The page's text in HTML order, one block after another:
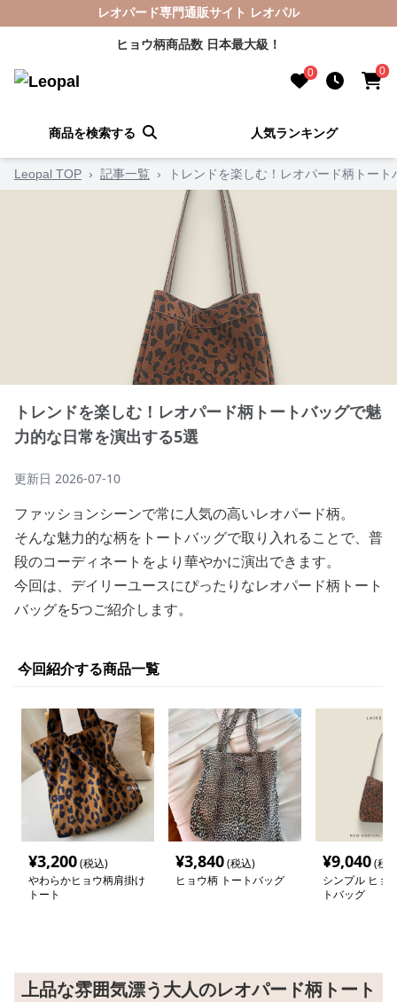
レオパード専門通販サイト レオパル
ヒョウ柄商品数 日本最大級！
0 0
商品を検索する 人気ランキング
Leopal TOP › 記事一覧 › トレンドを楽しむ！レオパード柄トー
トレンドを楽しむ！レオパード柄トートバッグで魅
力的な日常を演出する5選
更新日 2026-07-10
ファッションシーンで常に人気の高いレオパード柄。
そんな魅力的な柄をトートバッグで取り入れることで、普
段のコーディネートをより華やかに演出できます。
今回は、デイリーユースにぴったりなレオパード柄トート
バッグを5つご紹介します。
今回紹介する商品一覧
¥3,200(税込)
やわらかヒョウ柄肩掛け
トート
¥3,840(税込)
ヒョウ柄 トートバッグ
¥9,040(税
シンプル ヒョ
トバッグ
上品な雰囲気漂う大人のレオパード柄トート